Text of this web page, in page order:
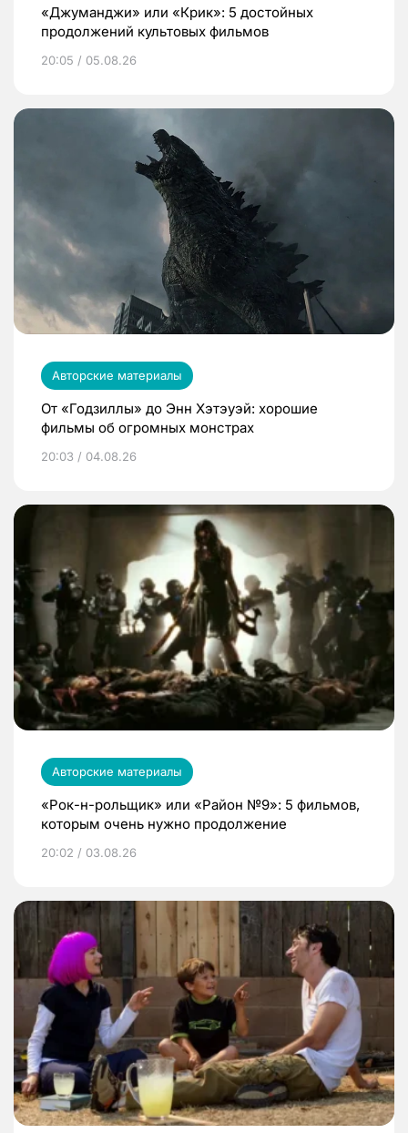
«Джуманджи» или «Крик»: 5 достойных
продолжений культовых фильмов
20:05 / 05.08.26
Авторские материалы
От «Годзиллы» до Энн Хэтэуэй: хорошие
фильмы об огромных монстрах
20:03 / 04.08.26
Авторские материалы
«Рок-н-рольщик» или «Район №9»: 5 фильмов,
которым очень нужно продолжение
20:02 / 03.08.26